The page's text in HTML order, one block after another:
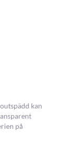
kan
på